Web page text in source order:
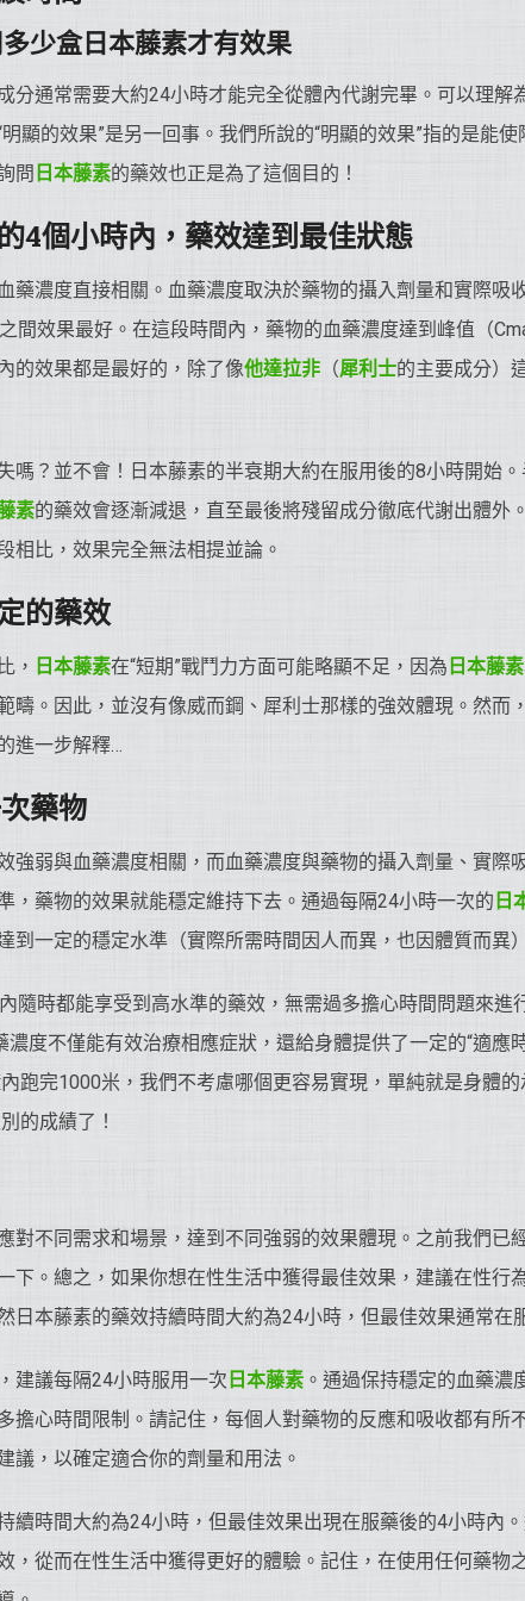
少盒日本藤素才有效果
分通常需要大約24小時才能完全從體內代謝完畢。可以理解
顯的效果”是另一回事。我們所說的“明顯的效果”指的是能
問 日本藤素的藥效也正是為了這個目的！
4個小時內，藥效達到最佳狀態
藥濃度直接相關。血藥濃度取決於藥物的攝入劑量和實際吸
間效果最好。在這段時間內，藥物的血藥濃度達到峰值（
的效果都是最好的，除了像他達拉非 （犀利士的主要成分）
嗎？並不會！日本藤素的半衰期大約在服用後的8小時開始
素的藥效會逐漸減退，直至最後將殘留成分徹底代謝出體外
相比，效果完全無法相提並論。
的藥效
， 日本藤素在“短期”戰鬥力方面可能略顯不足，因為 日本藤素
疇。因此，並沒有像威而鋼、犀利士那樣的強效體現。然而，
進一步解釋…
藥物
強弱與血藥濃度相關，而血藥濃度與藥物的攝入劑量、實際
，藥物的效果就能穩定維持下去。通過每隔24小時一次的 日
到一定的穩定水準（實際所需時間因人而異，也因體質而異
隨時都能享受到高水準的藥效，無需過多擔心時間問題來進
濃度不僅能有效治療相應症狀，還給身體提供了一定的“適應
跑完1000米，我們不考慮哪個更容易實現，單純就是身體
的成績了！
對不同需求和場景，達到不同強弱的效果體現。之前我們已
下。總之，如果你想在性生活中獲得最佳效果，建議在性行
日本藤素的藥效持續時間大約為24小時，但最佳效果通常在
建議每隔24小時服用一次 日本藤素 。通過保持穩定的血藥
擔心時間限制。請記住，每個人對藥物的反應和吸收都有所
議，以確定適合你的劑量和用法。
續時間大約為24小時，但最佳效果出現在服藥後的4小時內
，從而在性生活中獲得更好的體驗。記住，在使用任何藥物